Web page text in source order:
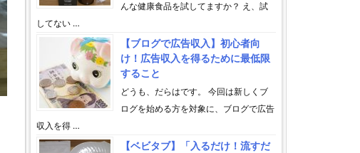
んな健康食品を試してますか？ え、試
してない …
【ブログで広告収入】初心者向
け！広告収入を得るために最低限
すること
どうも、だらはです。 今回は新しくブ
ログを始める方を対象に、ブログで広告
収入を得 …
【ベビタブ】「入るだけ！流すだ